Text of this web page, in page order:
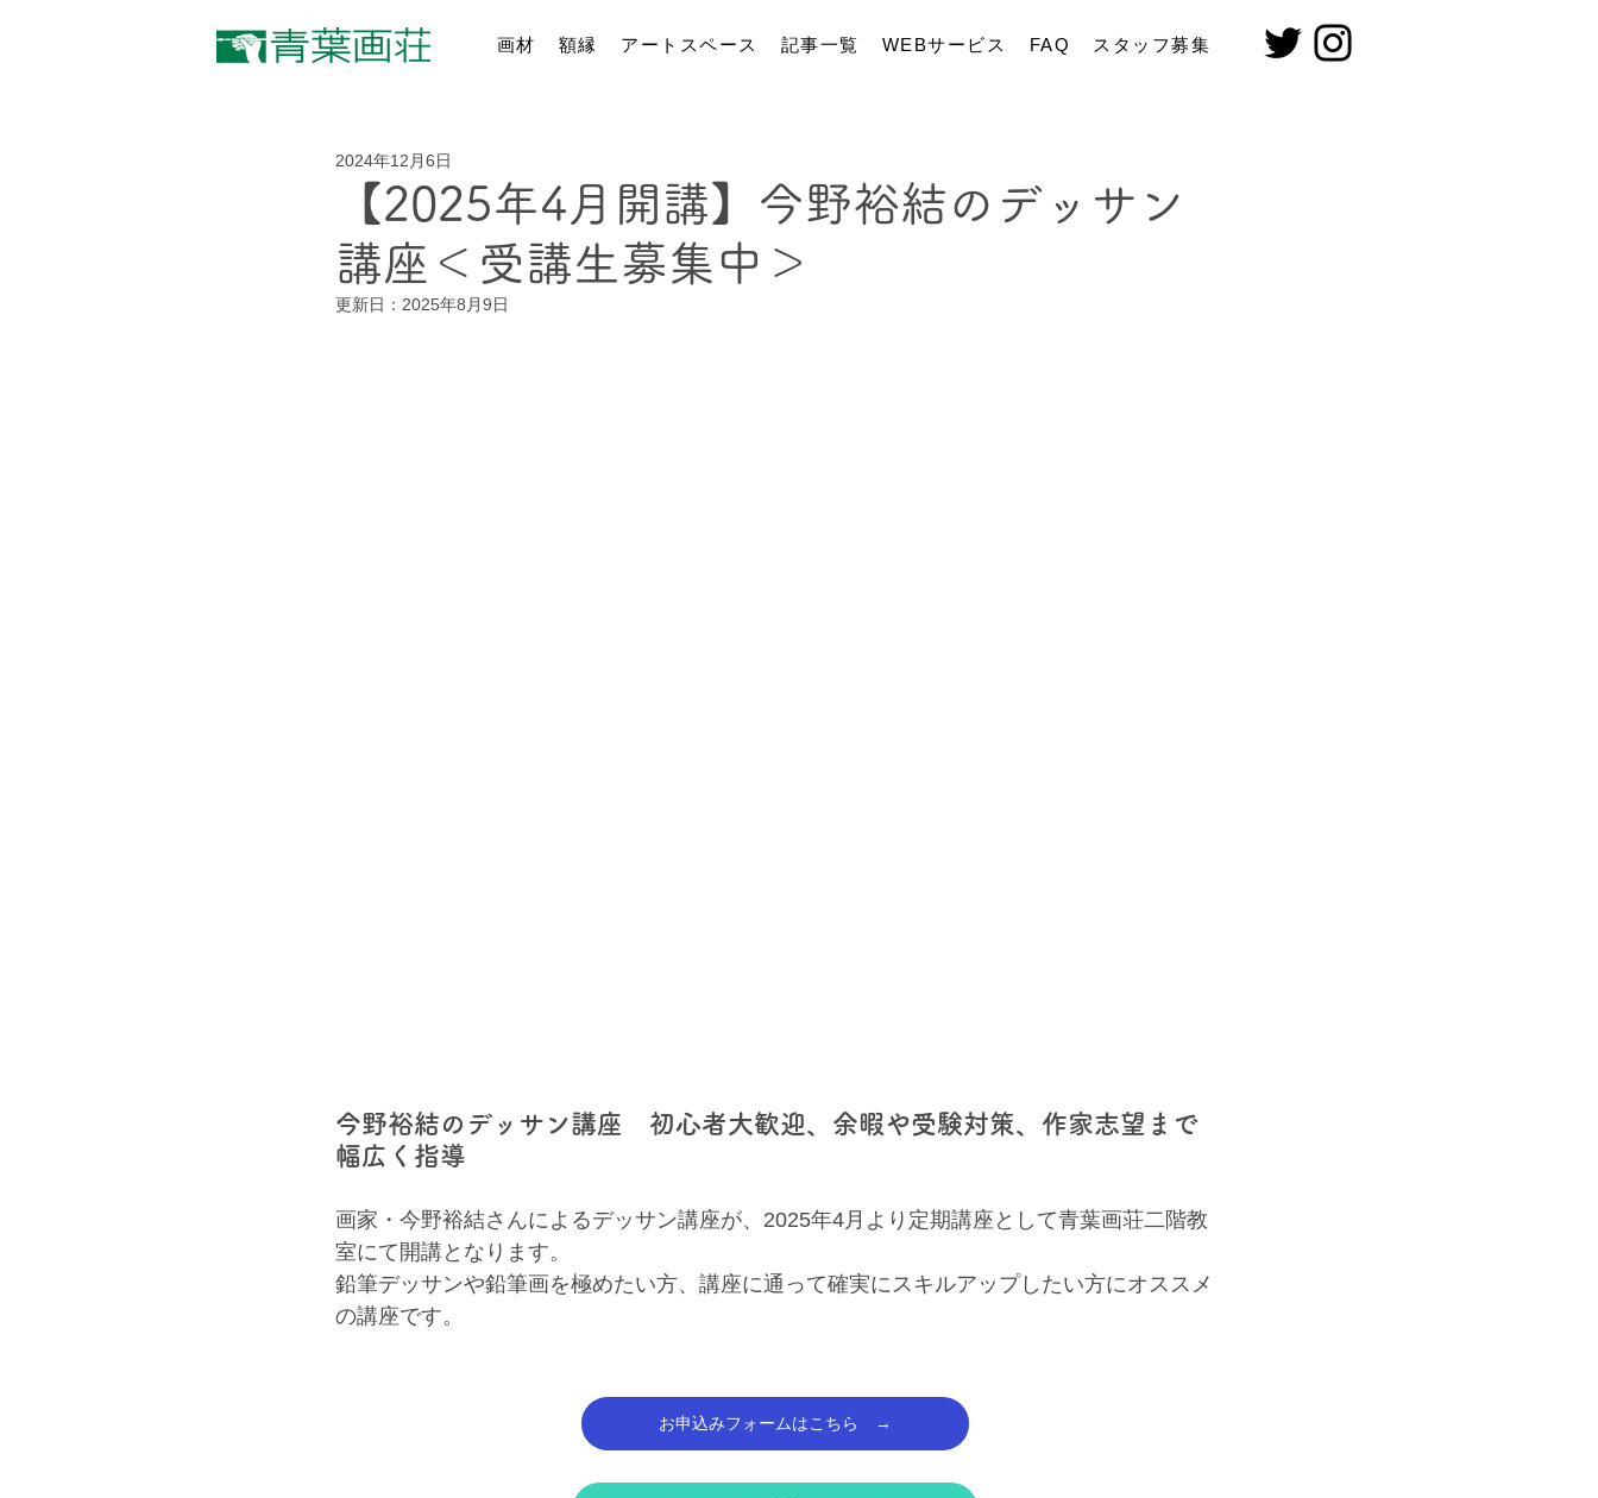
画材 額縁 アートスペース 記事一覧 WEBサービス FAQ スタッフ募集
【2025年4月開講】今野裕結のデッサン
講座＜受講生募集中＞
2024年12月6日
更新日： 2025年8月9日
今野裕結のデッサン講座　初心者大歓迎、余暇や受験対策、作家志望まで
幅広く指導
画家・今野裕結さんによるデッサン講座が、2025年4月より定期講座として青葉画荘二階教
室にて開講となります。
鉛筆デッサンや鉛筆画を極めたい方、講座に通って確実にスキルアップしたい方にオススメ
の講座です。
お申込みフォームはこちら →